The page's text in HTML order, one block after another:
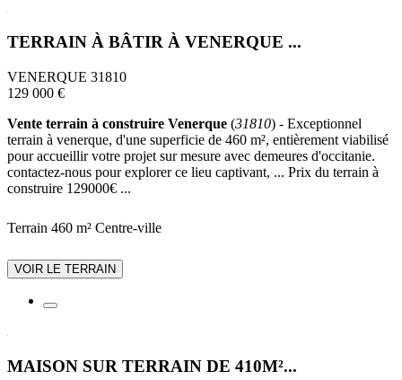
TERRAIN À BÂTIR À VENERQUE ...
VENERQUE 31810
129 000 €
Vente terrain à construire Venerque (31810) - Exceptionnel
terrain à venerque, d'une superficie de 460 m², entièrement viabilisé
pour accueillir votre projet sur mesure avec demeures d'occitanie.
contactez-nous pour explorer ce lieu captivant, ... Prix du terrain à
construire 129000€ ...
Terrain 460 m² Centre-ville
VOIR LE TERRAIN
MAISON SUR TERRAIN DE 410M²...